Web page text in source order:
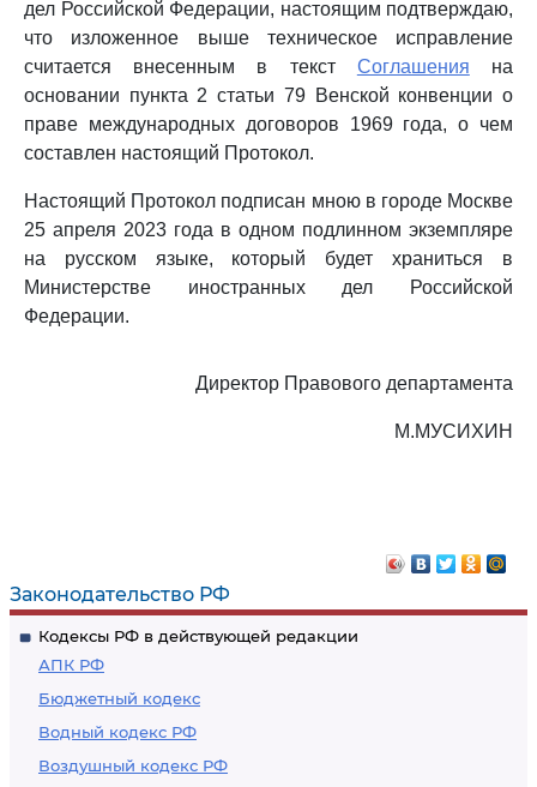
Законодательство РФ
Кодексы РФ в действующей редакции
АПК РФ
Бюджетный кодекс
Водный кодекс РФ
Воздушный кодекс РФ
дел Российской Федерации, настоящим подтверждаю,
что изложенное выше техническое исправление
считается внесенным в текст Соглашения на
основании пункта 2 статьи 79 Венской конвенции о
праве международных договоров 1969 года, о чем
составлен настоящий Протокол.
Настоящий Протокол подписан мною в городе Москве
25 апреля 2023 года в одном подлинном экземпляре
на русском языке, который будет храниться в
Министерстве иностранных дел Российской
Федерации.
Директор Правового департамента
М.МУСИХИН